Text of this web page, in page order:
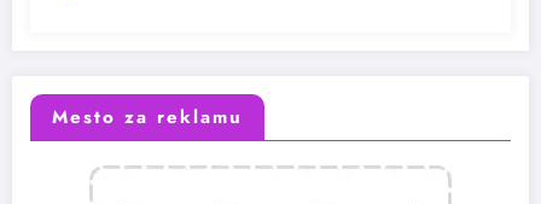
Mesto za reklamu